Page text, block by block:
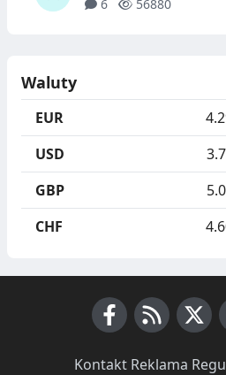
6 56880
Waluty
EUR
USD
GBP
CHF
Kontakt· Reklama